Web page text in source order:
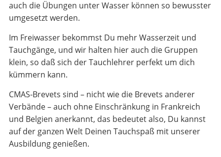
auch die Übungen unter Wasser können so bewusster
umgesetzt werden.
Im Freiwasser bekommst Du mehr Wasserzeit und
Tauchgänge, und wir halten hier auch die Gruppen
klein, so daß sich der Tauchlehrer perfekt um dich
kümmern kann.
CMAS-Brevets sind – nicht wie die Brevets anderer
Verbände – auch ohne Einschränkung in Frankreich
und Belgien anerkannt, das bedeutet also, Du kannst
auf der ganzen Welt Deinen Tauchspaß mit unserer
Ausbildung genießen.